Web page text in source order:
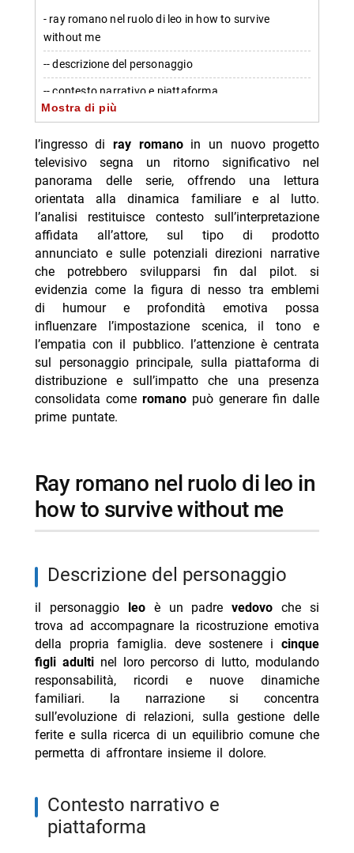
- ray romano nel ruolo di leo in how to survive
without me
-- descrizione del personaggio
-- contesto narrativo e piattaforma
-- rilevanza e prospettive
-- Scopri di più da Jump the shark
-- RispondiAnnulla risposta
- Tognazzi e Simona Izzo: il film su Falcone e la
moglie
- Sky e NOW 2026-2027: serie, show e novità
- La stagione 2026-2027 di Sky e NOW: tutte le serie,
gli show e le novità
- Migliori gialli e thriller da vedere in streaming:
consigli imperdibili
- Xbox annulla un grande sequel in cambio di un
fallout
Mostra di più
l’ingresso diray romanoin un nuovo progetto
televisivo segna un ritorno significativo nel
panorama delle serie, offrendo una lettura
orientata alla dinamica familiare e al lutto.
l’analisi restituisce contesto sull’interpretazione
affidata all’attore, sul tipo di prodotto
annunciato e sulle potenziali direzioni narrative
che potrebbero svilupparsi fin dal pilot. si
evidenzia come la figura di nesso tra emblemi
di humour e profondità emotiva possa
influenzare l’impostazione scenica, il tono e
l’empatia con il pubblico. l’attenzione è centrata
sul personaggio principale, sulla piattaforma di
distribuzione e sull’impatto che una presenza
consolidata come romanopuò generare fin dalle
prime puntate.
ray romano nel ruolo di leo in
how to survive without me
descrizione del personaggio
il personaggio leoè un padrevedovo che si
trova ad accompagnare la ricostruzione emotiva
della propria famiglia. deve sostenere icinque
figli adultinel loro percorso di lutto, modulando
responsabilità, ricordi e nuove dinamiche
familiari. la narrazione si concentra
sull’evoluzione di relazioni, sulla gestione delle
ferite e sulla ricerca di un equilibrio comune che
permetta di affrontare insieme il dolore.
contesto narrativo e
piattaforma